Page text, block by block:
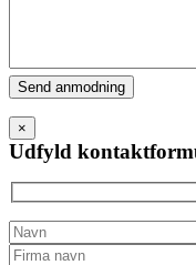
Please
leave
this
field
empty.
×
Udfyld